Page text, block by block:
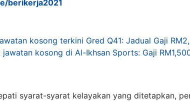
berikerja2021
kosong terkini Gred Q41: Jadual Gaji
kosong di Al-Ikhsan Sports: Gaji
syarat-syarat kelayakan yang ditetapkan,